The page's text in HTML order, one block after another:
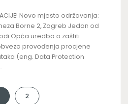
Novo mjesto održavanja:
Borne 2, Zagreb Jedan od
Opća uredba o zaštiti
provođenja procjene
(eng. Data Protection
2